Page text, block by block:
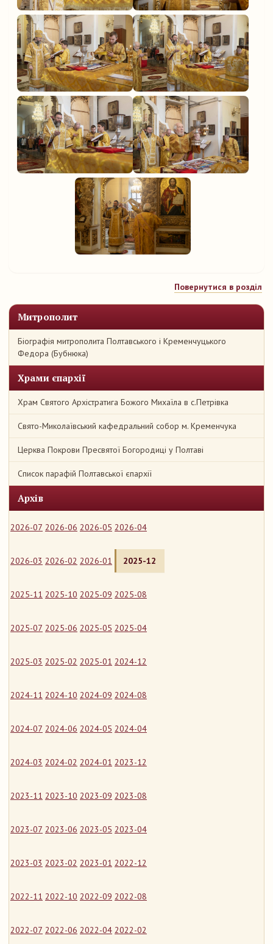
Митрополит
Біографія митрополита Полтавського і Кременчуцького
Федора (Бубнюка)
Храми єпархії
Храм Святого Архістратига Божого Михаїла в с.Петрівка
Свято-Миколаївський кафедральний собор м. Кременчука
Церква Покрови Пресвятої Богородиці у Полтаві
Список парафій Полтавської єпархії
Архів
2026-07 2026-06 2026-05 2026-04
2026-03 2026-02 2026-01 2025-12
2025-11 2025-10 2025-09 2025-08
2025-07 2025-06 2025-05 2025-04
2025-03 2025-02 2025-01 2024-12
2024-11 2024-10 2024-09 2024-08
2024-07 2024-06 2024-05 2024-04
2024-03 2024-02 2024-01 2023-12
2023-11 2023-10 2023-09 2023-08
2023-07 2023-06 2023-05 2023-04
2023-03 2023-02 2023-01 2022-12
2022-11 2022-10 2022-09 2022-08
2022-07 2022-06 2022-04 2022-02
Повернутися в розділ